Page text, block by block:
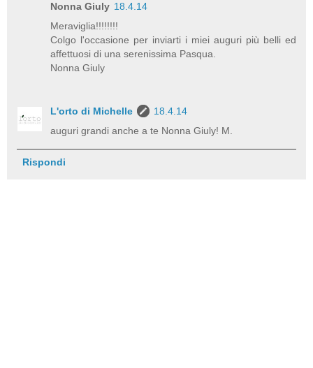
Nonna Giuly 18.4.14
Meraviglia!!!!!!!!
Colgo l'occasione per inviarti i miei auguri più belli ed
affettuosi di una serenissima Pasqua.
Nonna Giuly
L'orto di Michelle
18.4.14
auguri grandi anche a te Nonna Giuly! M.
Rispondi